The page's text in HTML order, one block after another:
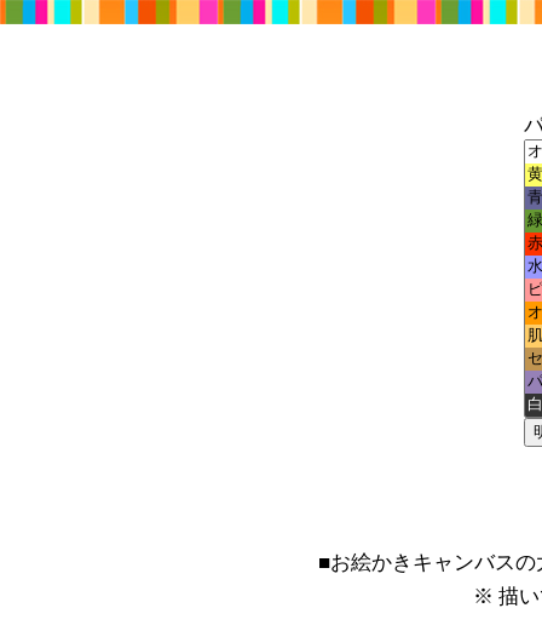
■お絵かきキャンバス
※ 描い